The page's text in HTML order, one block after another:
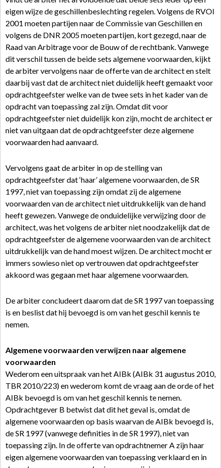
eigen wijze de geschillenbeslechting regelen. Volgens de RVOI
2001 moeten partijen naar de Commissie van Geschillen en
volgens de DNR 2005 moeten partijen, kort gezegd, naar de
Raad van Arbitrage voor de Bouw of de rechtbank. Vanwege
dit verschil tussen de beide sets algemene voorwaarden, kijkt
de arbiter vervolgens naar de offerte van de architect en stelt
daarbij vast dat de architect niet duidelijk heeft gemaakt voor
opdrachtgeefster welke van de twee sets in het kader van de
opdracht van toepassing zal zijn. Omdat dit voor
opdrachtgeefster niet duidelijk kon zijn, mocht de architect er
niet van uitgaan dat de opdrachtgeefster deze algemene
voorwaarden had aanvaard.
Vervolgens gaat de arbiter in op de stelling van
opdrachtgeefster dat ‘haar’ algemene voorwaarden, de SR
1997, niet van toepassing zijn omdat zij de algemene
voorwaarden van de architect niet uitdrukkelijk van de hand
heeft gewezen. Vanwege de onduidelijke verwijzing door de
architect, was het volgens de arbiter niet noodzakelijk dat de
opdrachtgeefster de algemene voorwaarden van de architect
uitdrukkelijk van de hand moest wijzen. De architect mocht er
immers sowieso niet op vertrouwen dat opdrachtgeefster
akkoord was gegaan met haar algemene voorwaarden.
De arbiter concludeert daarom dat de SR 1997 van toepassing
is en beslist dat hij bevoegd is om van het geschil kennis te
nemen.
Algemene voorwaarden verwijzen naar algemene
voorwaarden
Wederom een uitspraak van het AIBk (AIBk 31 augustus 2010,
TBR 2010/223) en wederom komt de vraag aan de orde of het
AIBk bevoegd is om van het geschil kennis te nemen.
Opdrachtgever B betwist dat dit het geval is, omdat de
algemene voorwaarden op basis waarvan de AIBk bevoegd is,
de SR 1997 (vanwege definities in de SR 1997), niet van
toepassing zijn. In de offerte van opdrachtnemer A zijn haar
eigen algemene voorwaarden van toepassing verklaard en in